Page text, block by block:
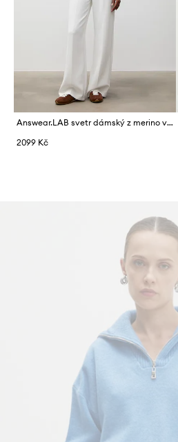
Answear.LAB svetr dámský z merino vlny
2099 Kč